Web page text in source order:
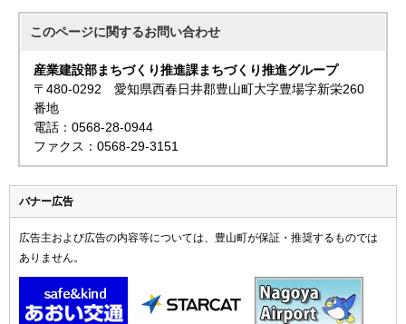
このページに関するお問い合わせ
産業建設部まちづくり推進課まちづくり推進グループ
〒480-0292 愛知県西春日井郡豊山町大字豊場字新栄260
番地
電話：0568-28-0944
ファクス：0568-29-3151
バナー広告
広告主および広告の内容等については、豊山町が保証・推奨するものでは
ありません。